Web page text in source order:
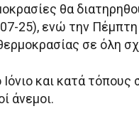
θα
25), ενώ την
σε όλη
και κατά
άνεμοι.